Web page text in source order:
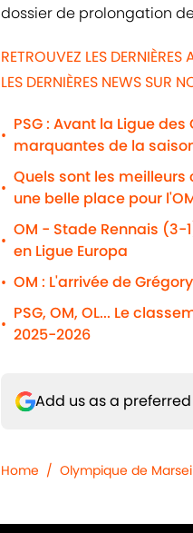
dossier de prolongation
RETROUVEZ LES
LES DERNIÈRES NEWS SUR
•
PSG : Avant la Ligue
marquantes de la
•
Quels sont les meilleurs
une belle place pour
•
OM - Stade Rennais (3-
en Ligue Europa
• OM : L'arrivée de
•
PSG, OM, OL... Le
2025-2026
Add us as a
Home / Olympique de